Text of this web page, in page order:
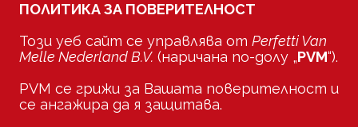
ПОЛИТИКА ЗА ПОВЕРИТЕЛНОСТ
Този уеб сайт се управлява от Perfetti Van
Melle Nederland B.V. (наричана по-долу „PVM“).
PVM се грижи за Вашата поверителност и
се ангажира да я защитава.